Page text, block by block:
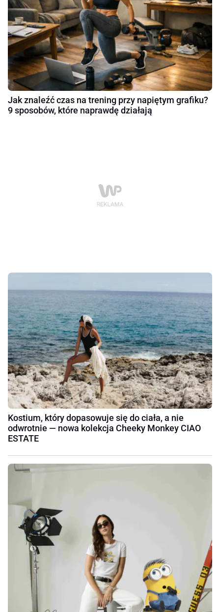
Jak znaleźć czas na trening przy napiętym grafiku?
9 sposobów, które naprawdę działają
Kostium, który dopasowuje się do ciała, a nie
odwrotnie — nowa kolekcja Cheeky Monkey CIAO
ESTATE